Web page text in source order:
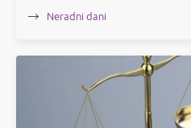
Neradni dani